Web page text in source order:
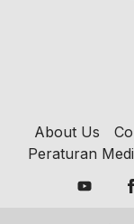
About Us
Peraturan